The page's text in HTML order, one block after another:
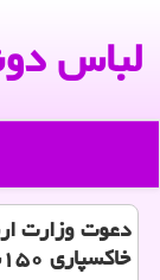
لباس
دعوت وزارت
خاكسپاری ۱۵۰شهید